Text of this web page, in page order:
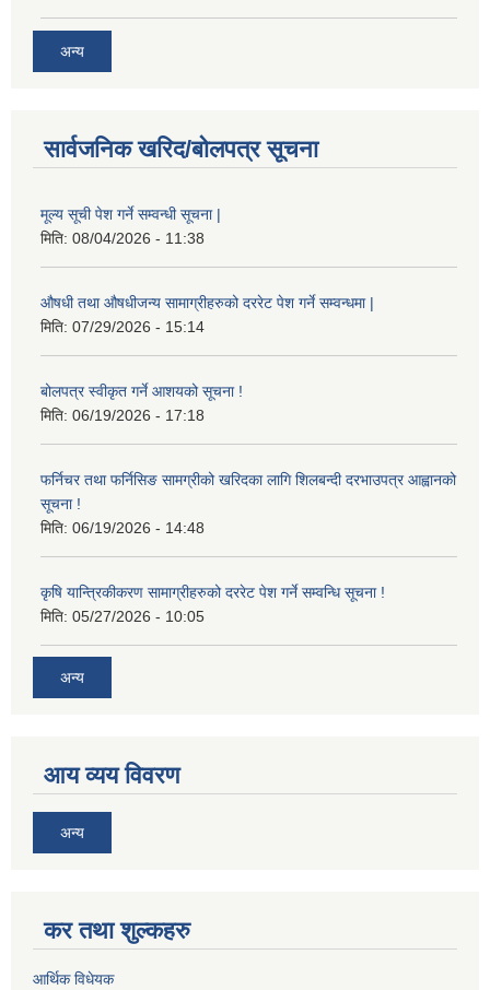
अन्य
सार्वजनिक खरिद/बोलपत्र सूचना
मूल्य सूची पेश गर्ने सम्वन्धी सूचना |
मिति: 08/04/2026 - 11:38
औषधी तथा औषधीजन्य सामाग्रीहरुको दररेट पेश गर्ने सम्वन्धमा |
मिति: 07/29/2026 - 15:14
बोलपत्र स्वीकृत गर्ने आशयको सूचना !
मिति: 06/19/2026 - 17:18
फर्निचर तथा फर्निसिङ सामग्रीको खरिदका लागि शिलबन्दी दरभाउपत्र आह्वानको
सूचना !
मिति: 06/19/2026 - 14:48
कृषि यान्त्रिकीकरण सामाग्रीहरुको दररेट पेश गर्ने सम्वन्धि सूचना !
मिति: 05/27/2026 - 10:05
अन्य
आय व्यय विवरण
अन्य
कर तथा शुल्कहरु
आर्थिक विधेयक